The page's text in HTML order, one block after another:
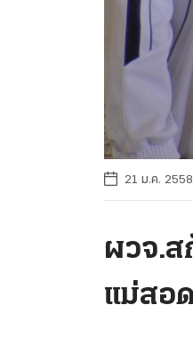
21 ม.ค.
ผวจ.ส
แม่สอ